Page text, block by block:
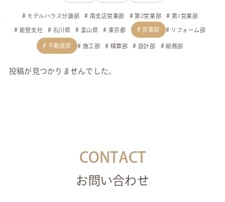
モデルハウス分譲部 南支店営業部 第2営業部 第1営業部
能登支社 石川県 富山県 東京都 営業部 リフォーム部
不動産部 施工部 積算部 設計部 総務部
投稿が見つかりませんでした。
CONTACT
お問い合わせ